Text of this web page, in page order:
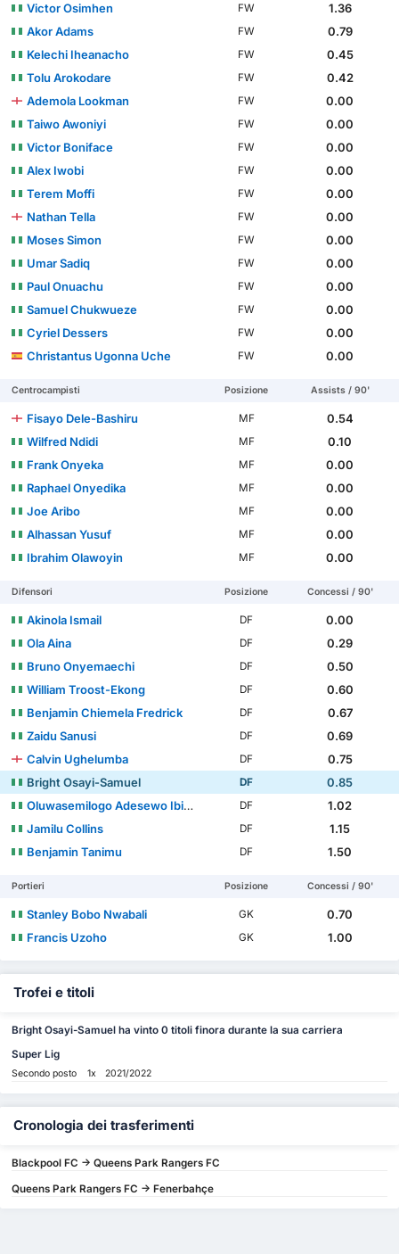
Victor Osimhen
FW
1.36
Akor Adams
FW
0.79
Kelechi Iheanacho
FW
0.45
Tolu Arokodare
FW
0.42
Ademola Lookman
FW
0.00
Taiwo Awoniyi
FW
0.00
Victor Boniface
FW
0.00
Alex Iwobi
FW
0.00
Terem Moffi
FW
0.00
Nathan Tella
FW
0.00
Moses Simon
FW
0.00
Umar Sadiq
FW
0.00
Paul Onuachu
FW
0.00
Samuel Chukwueze
FW
0.00
Cyriel Dessers
FW
0.00
Christantus Ugonna Uche
FW 0.00
Centrocampisti Posizione Assists / 90'
Fisayo Dele-Bashiru MF
0.54
Wilfred Ndidi
MF
0.10
Frank Onyeka
MF
0.00
Raphael Onyedika
MF
0.00
Joe Aribo
MF
0.00
Alhassan Yusuf
MF
0.00
Ibrahim Olawoyin
MF 0.00
Difensori Posizione Concessi / 90'
Akinola Ismail DF
0.00
Ola Aina
DF
0.29
Bruno Onyemaechi
DF
0.50
William Troost-Ekong
DF
0.60
Benjamin Chiemela Fredrick
DF
0.67
Zaidu Sanusi
DF
0.69
Calvin Ughelumba
DF
0.75
Bright Osayi-Samuel
DF
0.85
Oluwasemilogo Adesewo Ibidapo Ajayi
DF
1.02
Jamilu Collins
DF
1.15
Benjamin Tanimu
DF 1.50
Portieri Posizione Concessi / 90'
Stanley Bobo Nwabali GK
0.70
Francis Uzoho
GK 1.00
Trofei e titoli
Bright Osayi-Samuel ha vinto 0 titoli finora durante la sua carriera
Super Lig
Secondo posto 1x 2021/2022
Cronologia dei trasferimenti
Blackpool FC -> Queens Park Rangers FC
Queens Park Rangers FC -> Fenerbahçe